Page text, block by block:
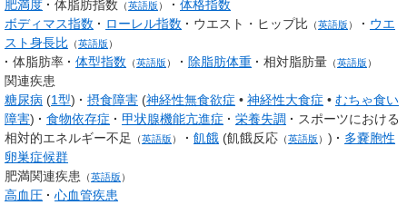
肥満度
体脂肪指数 （英語版 ）
体格指数
ボディマス指数
ローレル指数 ウエスト・ヒップ比 （英語版 ）
ウエ
スト身長比 （英語版 ）
体脂肪率 体型指数 （英語版 ） 除脂肪体重 相対脂肪量 （英語版 ）
関連疾患
糖尿病 (1型) 摂食障害 (神経性無食欲症 • 神経性大食症 • むちゃ食い
障害) 食物依存症 甲状腺機能亢進症 栄養失調
スポーツにおける
相対的エネルギー不足
（英語版 ） 飢餓 (飢餓反応 （英語版 ） )
多嚢胞性
卵巣症候群
肥満関連疾患 （英語版 ）
高血圧
心血管疾患